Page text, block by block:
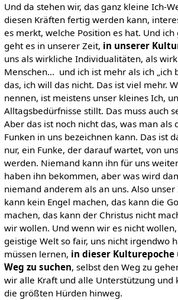
Und da stehen wir, das ganz kleine Ich-
diesen Kräften fertig werden kann,
es merkt, welche Position es hat. Und
geht es in unserer Zeit, in unserer
uns als wirkliche Individualitäten, als
Menschen… und ich ist mehr als ich „ich
das, ich will das nicht. Das ist viel mehr.
nennen, ist meistens unser kleines Ich,
Alltagsbedürfnisse stillt. Das muss auch
Aber das ist noch nicht das, was man als
Funken in uns bezeichnen kann. Das ist
nur, ein Funke, der darauf wartet, von
werden. Niemand kann ihn für uns
haben ihn bekommen, aber was wird
niemand anderem als an uns. Also
kann kein Engel machen, das kann die
machen, das kann der Christus nicht
wir wollen. Und wenn wir es nicht
geistige Welt so fair, uns nicht irgendwo
müssen lernen, in dieser Kulturepoche
Weg zu suchen, selbst den Weg zu
wir alle Kraft und alle Unterstützung und
die größten Hürden hinweg.